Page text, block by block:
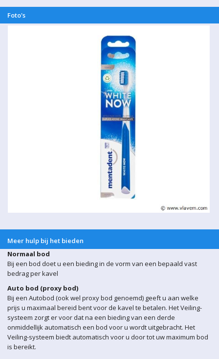
Foto's
Meer hulp bij het bieden
Normaal bod
Bij een bod doet u een bieding in de vorm van een bepaald vast
bedrag per kavel
Auto bod (proxy bod)
Bij een Autobod (ook wel proxy bod genoemd) geeft u aan welke
prijs u maximaal bereid bent voor de kavel te betalen. Het Veiling-
systeem zorgt er voor dat na een bieding van een derde
onmiddellijk automatisch een bod voor u wordt uitgebracht. Het
Veiling-systeem biedt automatisch voor u door tot uw maximum bod
is bereikt.